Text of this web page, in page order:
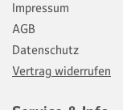
Impressum
AGB
Datenschutz
Vertrag widerrufen